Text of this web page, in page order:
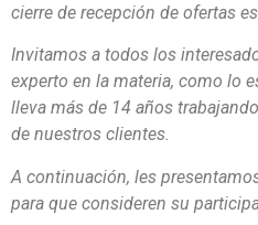
cierre de recepción de ofertas
Invitamos a todos los
experto en la materia, como lo
lleva más de 14 años
de nuestros clientes.
A continuación, les
para que consideren su